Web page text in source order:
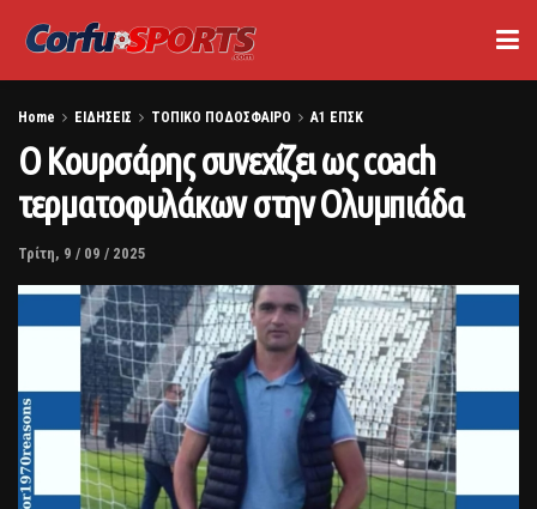
Home ΕΙΔΗΣΕΙΣ ΤΟΠΙΚΟ ΠΟΔΟΣΦΑΙΡΟ Α1 ΕΠΣΚ
Ο Κουρσάρης συνεχίζει ως coach
τερματοφυλάκων στην Ολυμπιάδα
Τρίτη, 9 / 09 / 2025